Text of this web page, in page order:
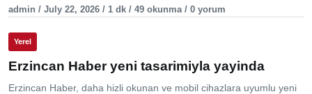
admin / July 22, 2026 / 1 dk / 49 okunma / 0 yorum
Yerel
Erzincan Haber yeni tasarimiyla yayinda
Erzincan Haber, daha hizli okunan ve mobil cihazlara uyumlu yeni